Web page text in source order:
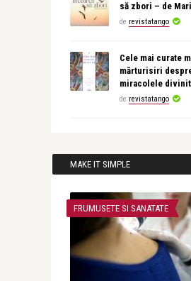
să zbori – de
de revistatango
Cele mai curate
mărturisiri
miracolele
de revistatango
MAKE IT SIMPLE
FRUMUSETE SI SANATATE